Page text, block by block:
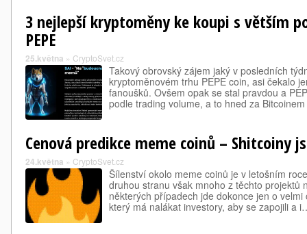
3 nejlepší kryptoměny ke koupi s větším
PEPE
25.května » CryptoSvet.cz
Takový obrovský zájem jaký v posledních
kryptoměnovém trhu PEPE coin, asi čekalo
fanoušků. Ovšem opak se stal pravdou a
podle trading volume, a to hned za
Cenová predikce meme coinů – Shitcoiny
24.května » CryptoSvet.cz
Šílenství okolo meme coinů je v letošním
druhou stranu však mnoho z těchto projektů
některých případech jde dokonce jen o
který má nalákat investory, aby se zapojili a